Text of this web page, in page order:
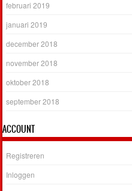
februari 2019
januari 2019
december 2018
november 2018
oktober 2018
september 2018
ACCOUNT
Registreren
Inloggen